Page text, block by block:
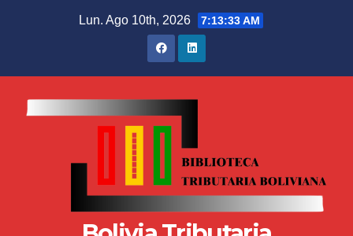
Lun. Ago 10th, 2026 7:13:34 AM